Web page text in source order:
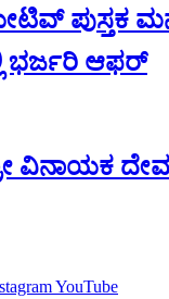
ಭರ್ಜರಿ ಆಫರ್
ವಿನಾಯಕ
YouTube